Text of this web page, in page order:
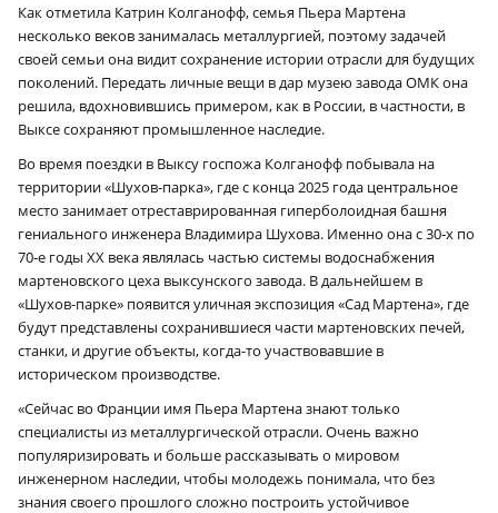
Как отметила Катрин Колганофф, семья Пьера Мартена
несколько веков занималась металлургией, поэтому задачей
своей семьи она видит сохранение истории отрасли для будущих
поколений. Передать личные вещи в дар музею завода ОМК она
решила, вдохновившись примером, как в России, в частности, в
Выксе сохраняют промышленное наследие.
Во время поездки в Выксу госпожа Колганофф побывала на
территории «Шухов-парка», где с конца 2025 года центральное
место занимает отреставрированная гиперболоидная башня
гениального инженера Владимира Шухова. Именно она с 30‑х по
70‑е годы XX века являлась частью системы водоснабжения
мартеновского цеха выксунского завода. В дальнейшем в
«Шухов-парке» появится уличная экспозиция «Сад Мартена», где
будут представлены сохранившиеся части мартеновских печей,
станки, и другие объекты, когда-то участвовавшие в
историческом производстве.
«Сейчас во Франции имя Пьера Мартена знают только
специалисты из металлургической отрасли. Очень важно
популяризировать и больше рассказывать о мировом
инженерном наследии, чтобы молодежь понимала, что без
знания своего прошлого сложно построить устойчивое